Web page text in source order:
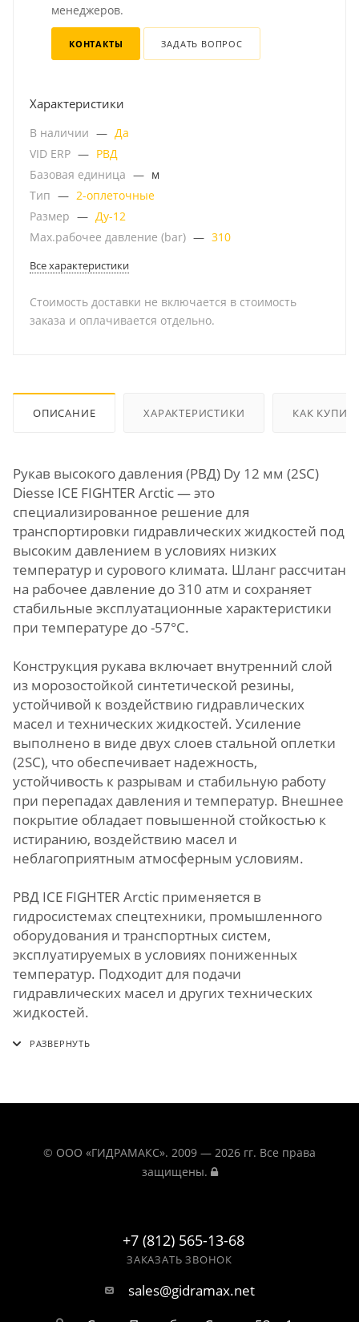
менеджеров.
КОНТАКТЫ ЗАДАТЬ ВОПРОС
Характеристики
В наличии — Да
VID ERP — РВД
Базовая единица — м
Тип — 2-оплеточные
Размер — Ду-12
Мах.рабочее давление (bar) — 310
Все характеристики
Стоимость доставки не включается в стоимость
заказа и оплачивается отдельно.
ОПИСАНИЕ ХАРАКТЕРИСТИКИ КАК
Рукав высокого давления (РВД) Dу 12 мм (2SC)
Diesse ICE FIGHTER Arctic — это
специализированное решение для
транспортировки гидравлических жидкостей под
высоким давлением в условиях низких
температур и сурового климата. Шланг рассчитан
на рабочее давление до 310 атм и сохраняет
стабильные эксплуатационные характеристики
при температуре до -57°C.
Конструкция рукава включает внутренний слой
из морозостойкой синтетической резины,
устойчивой к воздействию гидравлических
масел и технических жидкостей. Усиление
выполнено в виде двух слоев стальной оплетки
(2SC), что обеспечивает надежность,
устойчивость к разрывам и стабильную работу
при перепадах давления и температур. Внешнее
покрытие обладает повышенной стойкостью к
истиранию, воздействию масел и
неблагоприятным атмосферным условиям.
РВД ICE FIGHTER Arctic применяется в
гидросистемах спецтехники, промышленного
оборудования и транспортных систем,
эксплуатируемых в условиях пониженных
температур. Подходит для подачи
гидравлических масел и других технических
жидкостей.
© ООО «ГИДРАМАКС». 2009 — 2026 гг. Все права
защищены.
+7 (812) 565-13-68
ЗАКАЗАТЬ ЗВОНОК
sales@gidramax.net